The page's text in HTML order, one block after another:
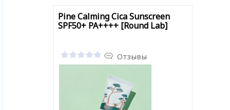
Pine Calming Cica Sunscreen
SPF50+ PA++++ [Round Lab]
Отзывы